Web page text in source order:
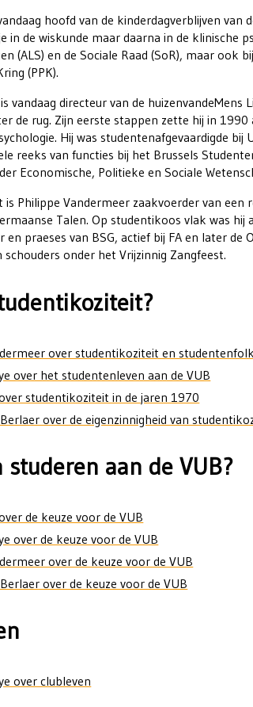
hoofd van de kinderdagverblijven
in de wiskunde maar daarna in de klinische
(ALS) en de Sociale Raad (SoR), maar ook
(PPK).
vandaag directeur van de
de rug. Zijn eerste stappen zette hij in
Hij was studentenafgevaardigde bij
reeks van functies bij het Brussels
Economische, Politieke en Sociale
Philippe Vandermeer zaakvoerder van
Talen. Op studentikoos vlak was hij
praeses van BSG, actief bij FA en later de
onder het Vrijzinnig Zangfeest.
over studentikoziteit en
over het studentenleven aan de VUB
studentikoziteit in de jaren 1970
over de eigenzinnigheid van
studeren aan de VUB?
de keuze voor de VUB
over de keuze voor de VUB
over de keuze voor de VUB
over de keuze voor de VUB
over clubleven